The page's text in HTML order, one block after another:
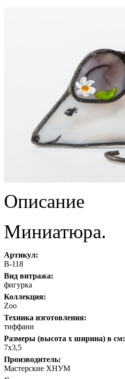
Описание
Миниатюра.
Артикул:
В-118
Вид витража:
фигурка
Коллекция:
Zoo
Техника изготовления:
тиффани
Размеры (высота х ширина) в см:
7х3,5
Производитель:
Мастерские ХНУМ